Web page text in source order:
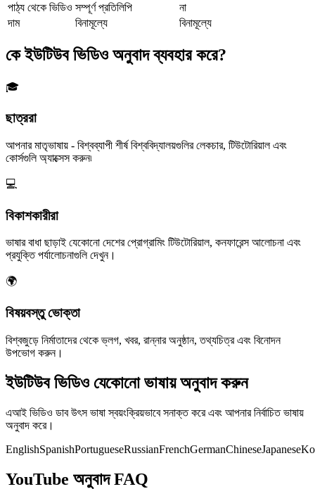
পাঠ্য থেকে ভিডিও সম্পূর্ণ প্রতিলিপি
না
দাম
বিনামূল্যে বিনামূল্যে
কে ইউটিউব ভিডিও অনুবাদ ব্যবহার করে?
🎓
ছাত্ররা
আপনার মাতৃভাষায় - বিশ্বব্যাপী শীর্ষ বিশ্ববিদ্যালয়গুলির লেকচার, টিউটোরিয়াল এবং
কোর্সগুলি অ্যাক্সেস করুন৷
💻
বিকাশকারীরা
ভাষার বাধা ছাড়াই যেকোনো দেশের প্রোগ্রামিং টিউটোরিয়াল, কনফারেন্স আলোচনা এবং
প্রযুক্তি পর্যালোচনাগুলি দেখুন।
🌍
বিষয়বস্তু ভোক্তা
বিশ্বজুড়ে নির্মাতাদের থেকে ভ্লগ, খবর, রান্নার অনুষ্ঠান, তথ্যচিত্র এবং বিনোদন
উপভোগ করুন।
ইউটিউব ভিডিও যেকোনো ভাষায় অনুবাদ করুন
এআই ভিডিও ডাব উৎস ভাষা স্বয়ংক্রিয়ভাবে সনাক্ত করে এবং আপনার নির্বাচিত ভাষায়
অনুবাদ করে।
EnglishSpanishPortugueseRussianFrenchGermanChineseJapanese
YouTube অনুবাদ FAQ